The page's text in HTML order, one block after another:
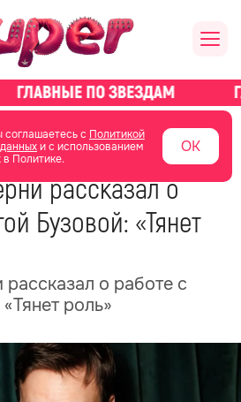
с Политикой
и с использованием
Политике.
ОК
звездах новости
рассказал о
Бузовой: «Тянет
о работе с
роль»